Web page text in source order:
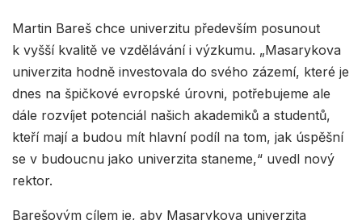
Martin Bareš chce univerzitu především posunout
k vyšší kvalitě ve vzdělávání i výzkumu. „Masarykova
univerzita hodně investovala do svého zázemí, které je
dnes na špičkové evropské úrovni, potřebujeme ale
dále rozvíjet potenciál našich akademiků a studentů,
kteří mají a budou mít hlavní podíl na tom, jak úspěšní
se v budoucnu jako univerzita staneme,“ uvedl nový
rektor.
Barešovým cílem je, aby Masarykova univerzita